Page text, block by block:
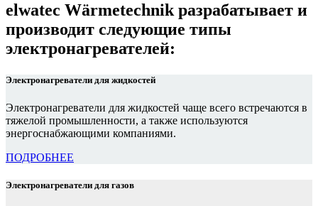
elwatec Wärmetechnik разрабатывает и
производит следующие типы
электронагревателей:
Электронагреватели для жидкостей
Электронагреватели для жидкостей чаще всего встречаются в
тяжелой промышленности, а также используются
энергоснабжающими компаниями.
ПОДРОБНЕЕ
Электронагреватели для газов